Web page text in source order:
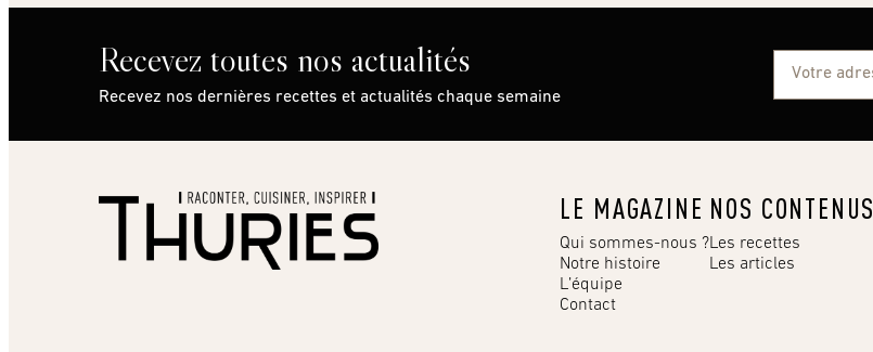
Recevez toutes nos actualités
Recevez nos dernières recettes et actualités chaque semaine
LE MAGAZINE
Qui sommes-nous ?
Notre histoire
L’équipe
Contact
NOS CONTENUS
Les recettes
Les articles